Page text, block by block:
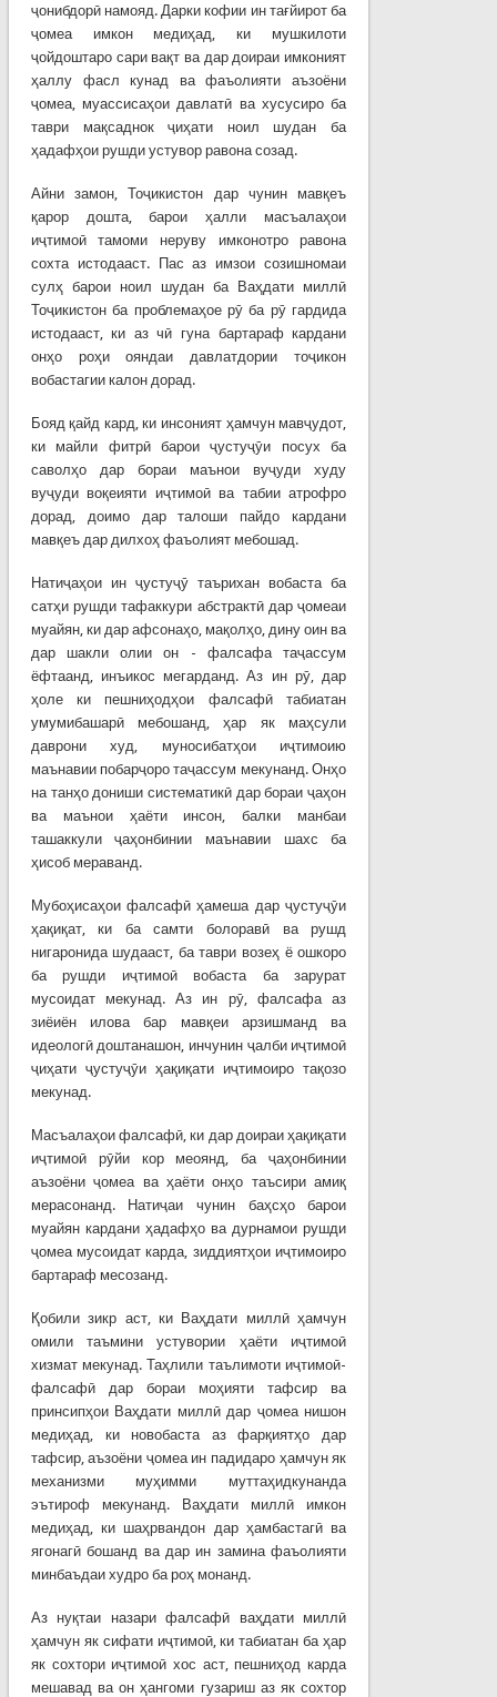
ҷонибдорӣ намояд. Дарки кофии ин тағйирот ба
ҷомеа имкон медиҳад, ки мушкилоти
ҷойдоштаро сари вақт ва дар доираи имконият
ҳаллу фасл кунад ва фаъолияти аъзоёни
ҷомеа, муассисаҳои давлатӣ ва хусусиро ба
таври мақсаднок ҷиҳати ноил шудан ба
ҳадафҳои рушди устувор равона созад.
Айни замон, Тоҷикистон дар чунин мавқеъ
қарор дошта, барои ҳалли масъалаҳои
иҷтимоӣ тамоми неруву имконотро равона
сохта истодааст. Пас аз имзои созишномаи
сулҳ барои ноил шудан ба Ваҳдати миллӣ
Тоҷикистон ба проблемаҳое рӯ ба рӯ гардида
истодааст, ки аз чӣ гуна бартараф кардани
онҳо роҳи ояндаи давлатдории тоҷикон
вобастагии калон дорад.
Бояд қайд кард, ки инсоният ҳамчун мавҷудот,
ки майли фитрӣ барои ҷустуҷӯи посух ба
саволҳо дар бораи маънои вуҷуди худу
вуҷуди воқеияти иҷтимоӣ ва табии атрофро
дорад, доимо дар талоши пайдо кардани
мавқеъ дар дилхоҳ фаъолият мебошад.
Натиҷаҳои ин ҷустуҷӯ таърихан вобаста ба
сатҳи рушди тафаккури абстрактӣ дар ҷомеаи
муайян, ки дар афсонаҳо, мақолҳо, дину оин ва
дар шакли олии он - фалсафа таҷассум
ёфтаанд, инъикос мегарданд. Аз ин рӯ, дар
ҳоле ки пешниҳодҳои фалсафӣ табиатан
умумибашарӣ мебошанд, ҳар як маҳсули
даврони худ, муносибатҳои иҷтимоию
маънавии побарҷоро таҷассум мекунанд. Онҳо
на танҳо дониши систематикӣ дар бораи ҷаҳон
ва маънои ҳаёти инсон, балки манбаи
ташаккули ҷаҳонбинии маънавии шахс ба
ҳисоб мераванд.
Мубоҳисаҳои фалсафӣ ҳамеша дар ҷустуҷӯи
ҳақиқат, ки ба самти болоравӣ ва рушд
нигаронида шудааст, ба таври возеҳ ё ошкоро
ба рушди иҷтимоӣ вобаста ба зарурат
мусоидат мекунад. Аз ин рӯ, фалсафа аз
зиёиён илова бар мавқеи арзишманд ва
идеологӣ доштанашон, инчунин ҷалби иҷтимоӣ
ҷиҳати ҷустуҷӯи ҳақиқати иҷтимоиро тақозо
мекунад.
Масъалаҳои фалсафӣ, ки дар доираи ҳақиқати
иҷтимоӣ рӯйи кор меоянд, ба ҷаҳонбинии
аъзоёни ҷомеа ва ҳаёти онҳо таъсири амиқ
мерасонанд. Натиҷаи чунин баҳсҳо барои
муайян кардани ҳадафҳо ва дурнамои рушди
ҷомеа мусоидат карда, зиддиятҳои иҷтимоиро
бартараф месозанд.
Қобили зикр аст, ки Ваҳдати миллӣ ҳамчун
омили таъмини устувории ҳаёти иҷтимоӣ
хизмат мекунад. Таҳлили таълимоти иҷтимоӣ-
фалсафӣ дар бораи моҳияти тафсир ва
принсипҳои Ваҳдати миллӣ дар ҷомеа нишон
медиҳад, ки новобаста аз фарқиятҳо дар
тафсир, аъзоёни ҷомеа ин падидаро ҳамчун як
механизми муҳимми муттаҳидкунанда
эътироф мекунанд. Ваҳдати миллӣ имкон
медиҳад, ки шаҳрвандон дар ҳамбастагӣ ва
ягонагӣ бошанд ва дар ин замина фаъолияти
минбаъдаи худро ба роҳ монанд.
Аз нуқтаи назари фалсафӣ ваҳдати миллӣ
ҳамчун як сифати иҷтимоӣ, ки табиатан ба ҳар
як сохтори иҷтимоӣ хос аст, пешниҳод карда
мешавад ва он ҳангоми гузариш аз як сохтор